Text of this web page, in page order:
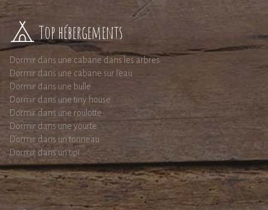
Top hébergements
Dormir dans une cabane dans les arbres
Dormir dans une cabane sur l'eau
Dormir dans une bulle
Dormir dans une tiny house
Dormir dans une roulotte
Dormir dans une yourte
Dormir dans un tonneau
Dormir dans un tipi